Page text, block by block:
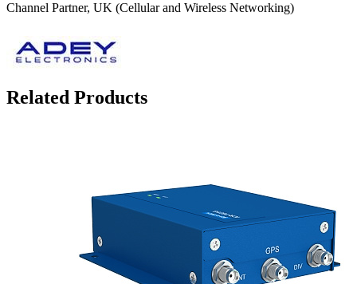
Channel Partner, UK (Cellular and Wireless Networking)
Related Products